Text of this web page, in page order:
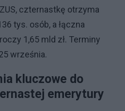
czternastkę otrzyma
tys. osób, a łączna
1,65 mld zł. Terminy
września.
kluczowe do
emerytury